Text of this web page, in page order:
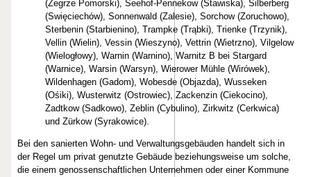
(Zegrze Pomorski), Seehof-Pennekow (Stawiska), Silberberg
(Swięciechów), Sonnenwald (Zalesie), Sorchow (Zoruchowo),
Sterbenin (Starbienino), Trampke (Trąbki), Trienke (Trzynik),
Vellin (Wielin), Vessin (Wieszyno), Vettrin (Wietrzno), Vilgelow
(Wielogłowy), Warnin (Warnino), Warnitz B bei Stargard
(Warnice), Warsin (Warsyn), Wierower Mühle (Wirówek),
Wildenhagen (Gadom), Wobesde (Objazda), Wusseken
(Ośiki), Wusterwitz (Ostrowiec), Zackenzin (Ciekocino),
Zadtkow (Sadkowo), Zeblin (Cybulino), Zirkwitz (Cerkwica)
und Zürkow (Syrakowice).
Bei den sanierten Wohn- und Verwaltungsgebäuden handelt sich in
der Regel um privat genutzte Gebäude beziehungsweise um solche,
die einem genossenschaftlichen Unternehmen oder einer Kommune